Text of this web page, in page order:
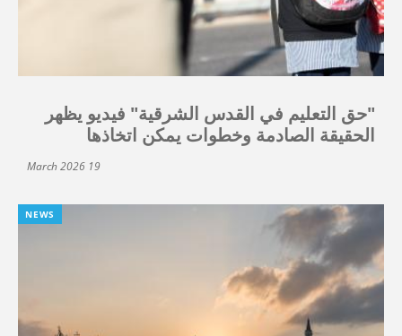
"حق التعليم في القدس الشرقية" فيديو يظهر
الحقيقة الصادمة وخطوات يمكن اتخاذها
19 March 2026
NEWS